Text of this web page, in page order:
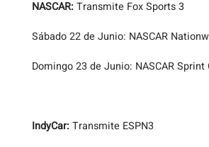
NASCAR: Transmite Fox Sports 3
Sábado 22 de Junio: NASCAR
Domingo 23 de Junio: NASCAR
IndyCar: Transmite ESPN3